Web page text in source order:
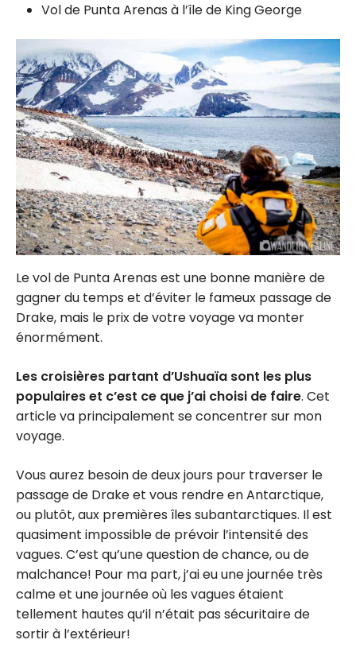
Vol de Punta Arenas à l’île de King George
Le vol de Punta Arenas est une bonne manière de
gagner du temps et d’éviter le fameux passage de
Drake, mais le prix de votre voyage va monter
énormément.
Les croisières partant d’Ushuaïa sont les plus
populaires et c’est ce que j’ai choisi de faire. Cet
article va principalement se concentrer sur mon
voyage.
Vous aurez besoin de deux jours pour traverser le
passage de Drake et vous rendre en Antarctique,
ou plutôt, aux premières îles subantarctiques. Il est
quasiment impossible de prévoir l’intensité des
vagues. C’est qu’une question de chance, ou de
malchance! Pour ma part, j’ai eu une journée très
calme et une journée où les vagues étaient
tellement hautes qu’il n’était pas sécuritaire de
sortir à l’extérieur!